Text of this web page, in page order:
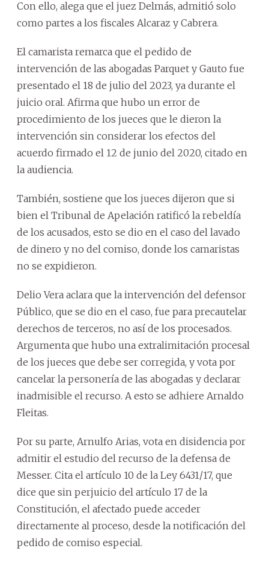
Con ello, alega que el juez Delmás, admitió solo
como partes a los fiscales Alcaraz y Cabrera.
El camarista remarca que el pedido de
intervención de las abogadas Parquet y Gauto fue
presentado el 18 de julio del 2023, ya durante el
juicio oral. Afirma que hubo un error de
procedimiento de los jueces que le dieron la
intervención sin considerar los efectos del
acuerdo firmado el 12 de junio del 2020, citado en
la audiencia.
También, sostiene que los jueces dijeron que si
bien el Tribunal de Apelación ratificó la rebeldía
de los acusados, esto se dio en el caso del lavado
de dinero y no del comiso, donde los camaristas
no se expidieron.
Delio Vera aclara que la intervención del defensor
Público, que se dio en el caso, fue para precautelar
derechos de terceros, no así de los procesados.
Argumenta que hubo una extralimitación procesal
de los jueces que debe ser corregida, y vota por
cancelar la personería de las abogadas y declarar
inadmisible el recurso. A esto se adhiere Arnaldo
Fleitas.
Por su parte, Arnulfo Arias, vota en disidencia por
admitir el estudio del recurso de la defensa de
Messer. Cita el artículo 10 de la Ley 6431/17, que
dice que sin perjuicio del artículo 17 de la
Constitución, el afectado puede acceder
directamente al proceso, desde la notificación del
pedido de comiso especial.